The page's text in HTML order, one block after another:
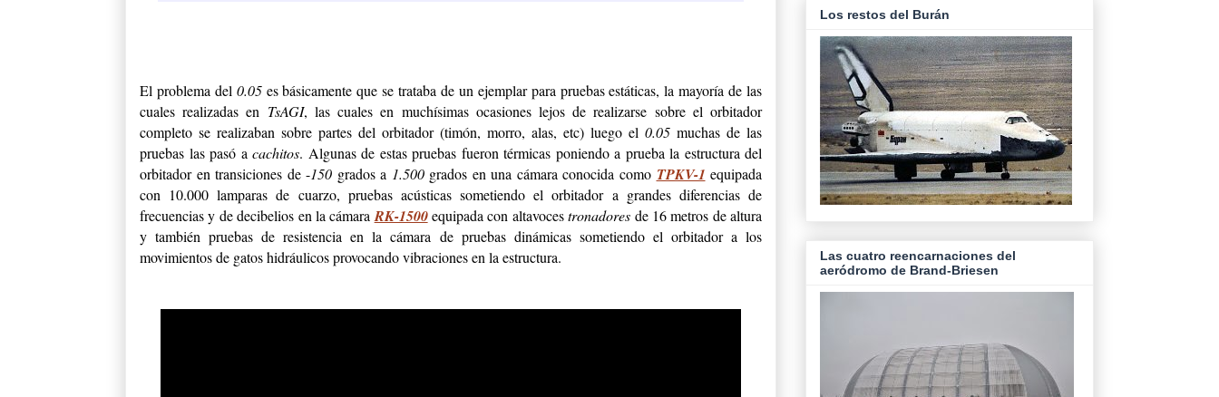
El problema del 0.05es básicamente que se trataba de un ejemplar para pruebas estáticas, la mayoría de las
cuales realizadas en TsAGI, las cuales en muchísimas ocasiones lejos de realizarse sobre el orbitador
completo se realizaban sobre partes del orbitador (timón, morro, alas, etc) luego el 0.05 muchas de las
pruebas las pasó a cachitos. Algunas de estas pruebas fueron térmicas poniendo a prueba la estructura del
orbitador en transiciones de -150 grados a 1.500 grados en una cámara conocida como TPKV-1 equipada
con 10.000 lamparas de cuarzo, pruebas acústicas sometiendo el orbitador a grandes diferencias de
frecuencias y de decibelios en la cámara RK-1500equipada con altavocestronadores de 16 metros de altura
y también pruebas de resistencia en la cámara de pruebas dinámicas sometiendo el orbitador a los
movimientos de gatos hidráulicos provocando vibraciones en la estructura.
Los restos del Burán
Las cuatro reencarnaciones del
aeródromo de Brand-Briesen